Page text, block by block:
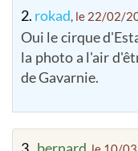
2. rokad, le 22/02/
Oui le cirque
la photo a l'air
de Gavarnie.